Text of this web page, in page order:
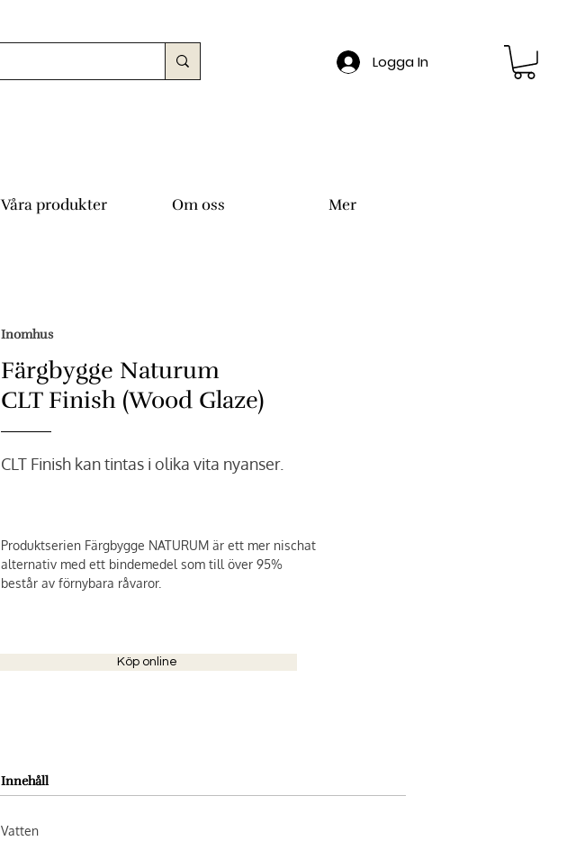
Logga In
Våra produkter Om oss Mer
Inomhus
Färgbygge Naturum
CLT Finish (Wood Glaze)
CLT Finish kan tintas i olika vita nyanser.
Produktserien Färgbygge NATURUM är ett mer nischat
alternativ med ett bindemedel som till över 95%
består av förnybara råvaror.
Köp online
Innehåll
Vatten